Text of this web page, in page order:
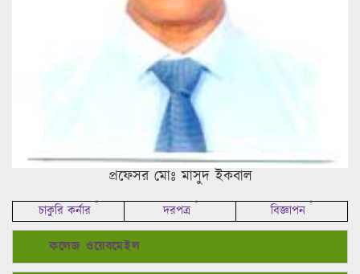
প্রফেসর মোঃ মাসুদ ইকবাল
চাকুরি কর্নার * দরপত্র * বিজ্ঞাপন *
কলেজ ওয়েবমেইল